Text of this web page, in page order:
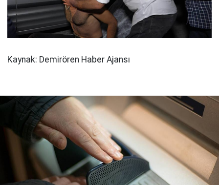
Kaynak: Demirören Haber Ajansı